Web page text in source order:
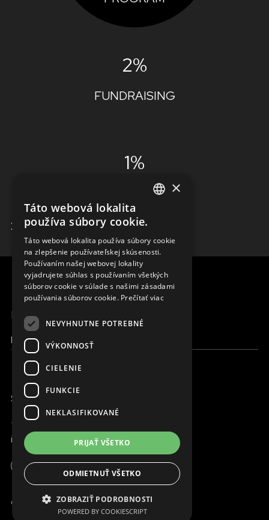
Moja Magna
Pracujte s nami
2%
FUNDRAISING
1%
ADMINISTRÁCIA
ZISTIŤ VIAC
MENU
Moja Magna
SME ONLINE
+421 917 827 827
info@magna.org
© Copyright MAGNA. 2001-2022 2001 - 2026
CZECH
FRENCH
×
Táto webová lokalita
používa súbory cookie.
Táto webová lokalita používa súbory cookie
na zlepšenie používateľskej skúsenosti.
Používaním našej webovej lokality
vyjadrujete súhlas s používaním všetkých
súborov cookie v súlade s našimi zásadami
používania súborov cookie. Prečítať viac
NEVYHNUTNE POTREBNÉ
VÝKONNOSŤ
CIELENIE
FUNKCIE
NEKLASIFIKOVANÉ
PRIJAŤ VŠETKO
ODMIETNUŤ VŠETKO
ZOBRAZIŤ PODROBNOSTI
POWERED BY COOKIESCRIPT